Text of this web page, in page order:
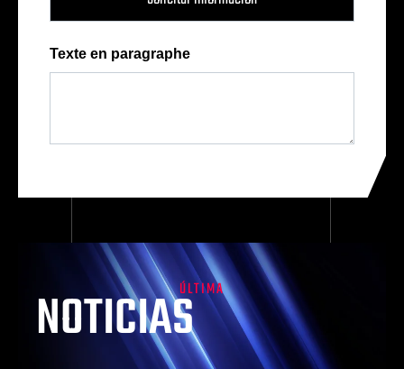
Texte en paragraphe
ÚLTIMA
NOTICIAS